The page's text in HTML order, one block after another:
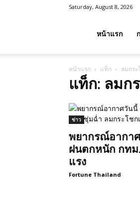
Saturday, August 8, 2026
ลาภ
ประเทศไทย
หน้าแรก
หน้าแรก แท็ก ลมกระ
แท็ก: ลมก
ข่าว
พยากรณ์อากา
ฝนตกหนัก กท
แรง
Fortune Thailand